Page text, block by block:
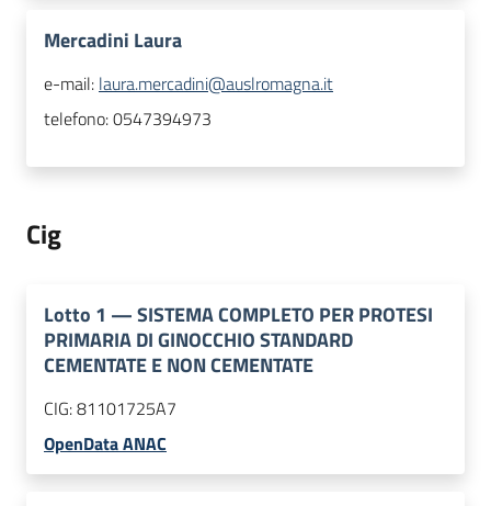
Mercadini Laura
e-mail: laura.mercadini@auslromagna.it
telefono:0547394973
Cig
Lotto 1 —SISTEMA COMPLETO PER PROTESI
PRIMARIA DI GINOCCHIO STANDARD
CEMENTATE E NON CEMENTATE
CIG:81101725A7
OpenData ANAC